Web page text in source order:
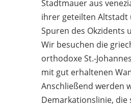
Stadtmauer aus
ihrer geteilten Altstadt
Spuren des Okzidents
Wir besuchen die
orthodoxe St.-
mit gut erhaltenen
Anschließend werden
Demarkationslinie, die